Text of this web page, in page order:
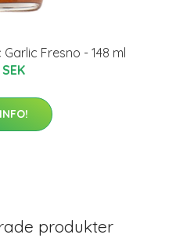
Fresno - 148 ml
produkter